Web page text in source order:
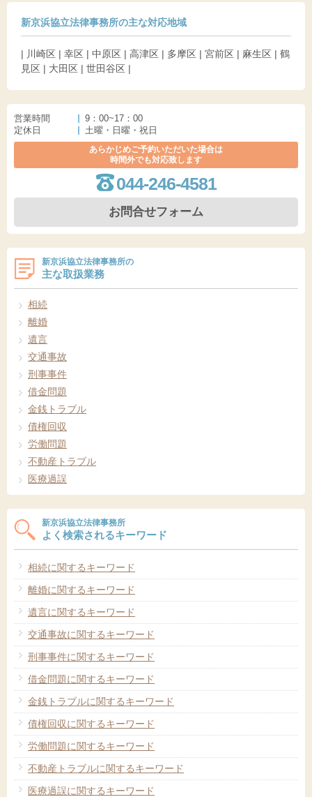
新京浜協立法律事務所の主な対応地域
| 川崎区 | 幸区 | 中原区 | 高津区 | 多摩区 | 宮前区 | 麻生区 | 鶴
見区 | 大田区 | 世田谷区 |
営業時間
9：00~17：00
定休日
土曜・日曜・祝日
あらかじめご予約いただいた場合は
時間外でも対応致します
044-246-4581
お問合せフォーム
新京浜協立法律事務所の
主な取扱業務
相続
離婚
遺言
交通事故
刑事事件
借金問題
金銭トラブル
債権回収
労働問題
不動産トラブル
医療過誤
新京浜協立法律事務所
よく検索されるキーワード
相続に関するキーワード
離婚に関するキーワード
遺言に関するキーワード
交通事故に関するキーワード
刑事事件に関するキーワード
借金問題に関するキーワード
金銭トラブルに関するキーワード
債権回収に関するキーワード
労働問題に関するキーワード
不動産トラブルに関するキーワード
医療過誤に関するキーワード